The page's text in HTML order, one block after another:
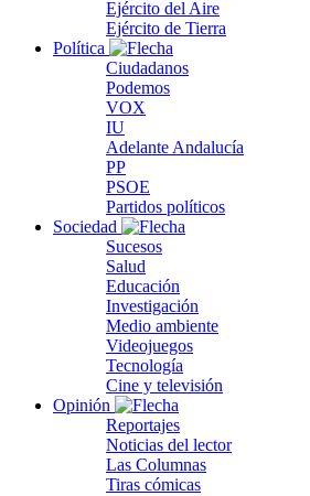
Ejército del Aire
Ejército de Tierra
Política
Ciudadanos
Podemos
VOX
IU
Adelante Andalucía
PP
PSOE
Partidos políticos
Sociedad
Sucesos
Salud
Educación
Investigación
Medio ambiente
Videojuegos
Tecnología
Cine y televisión
Opinión
Reportajes
Noticias del lector
Las Columnas
Tiras cómicas